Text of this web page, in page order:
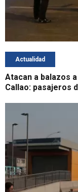
Actualidad
Atacan a balazos
Callao: pasajeros